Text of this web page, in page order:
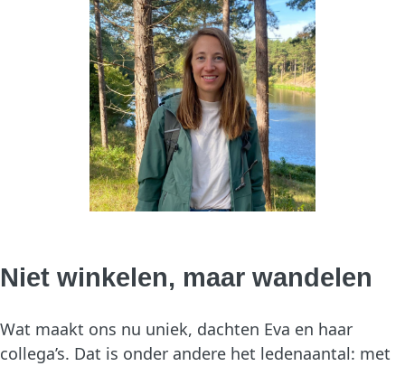
Niet winkelen, maar wandelen
Wat maakt ons nu uniek, dachten Eva en haar
collega’s. Dat is onder andere het ledenaantal: met